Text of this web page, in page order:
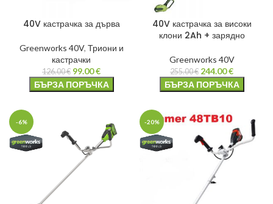
40V кастрачка за дърва
Greenworks 40V, Триони и
кастрачки
126.00€ 99.00€
БЪРЗА ПОРЪЧКА
40V кастрачка за високи
клони 2Ah + зарядно
Greenworks 40V
255.00€ 244.00€
БЪРЗА ПОРЪЧКА
-6% -20%